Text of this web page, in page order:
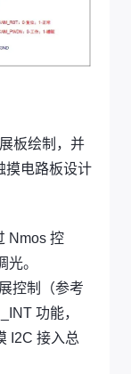
板绘制，并
摸电路板设计
Nmos 控
。
控制（参考
功能，
I2C 接入总